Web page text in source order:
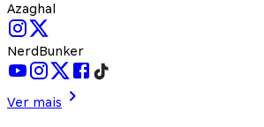
Azaghal
NerdBunker
Ver mais